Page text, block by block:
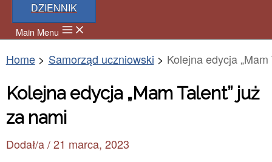
DZIENNIK
Main Menu
Home Samorząd uczniowski Kolejna edycja
Kolejna edycja „Mam Talent” już
za nami
Dodał/a /21 marca, 2023